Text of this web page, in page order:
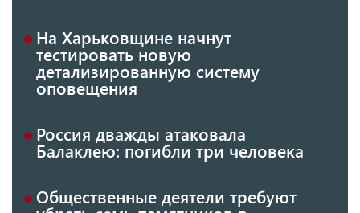
На Харьковщине начнут
тестировать новую
детализированную систему
оповещения
Россия дважды атаковала
Балаклею: погибли три человека
Общественные деятели требуют